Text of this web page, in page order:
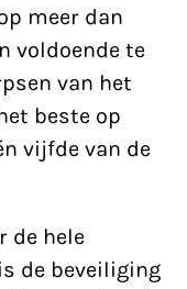
meer dan
voldoende te
van het
beste op
vijfde van de
de hele
de beveiliging